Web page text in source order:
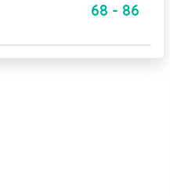
68 - 86